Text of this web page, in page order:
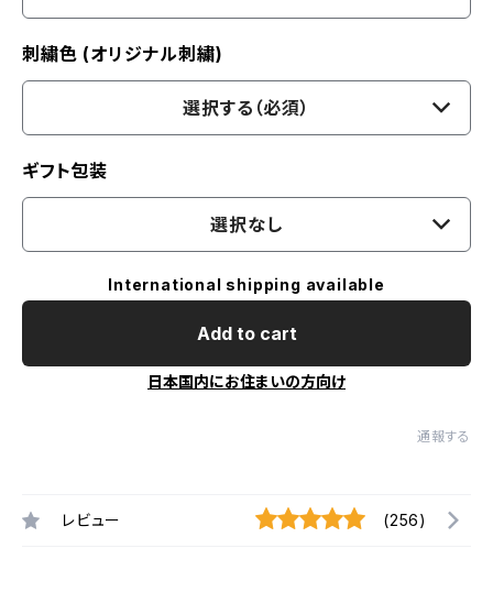
刺繍色 (オリジナル刺繍)
選択する（必須）
ギフト包装
選択なし
International shipping available
Add to cart
日本国内にお住まいの方向け
通報する
レビュー (256)